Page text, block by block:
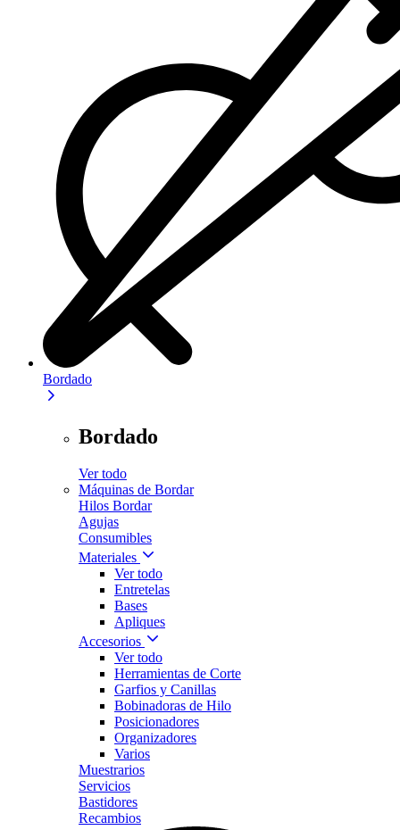
Bordado
Bordado
Ver todo
Máquinas de Bordar
Hilos Bordar
Agujas
Consumibles
Materiales
Ver todo
Entretelas
Bases
Apliques
Accesorios
Ver todo
Herramientas de Corte
Garfios y Canillas
Bobinadoras de Hilo
Posicionadores
Organizadores
Varios
Muestrarios
Servicios
Bastidores
Recambios